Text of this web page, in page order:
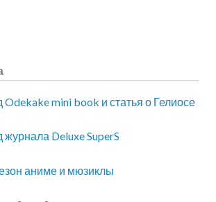
mini book и статья о Гелиосе
Deluxe SuperS
аниме и мюзиклы